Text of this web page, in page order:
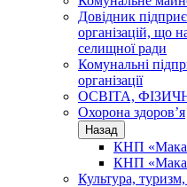
Довідник
організацій, що
селищної ради
Комунальні
організації
ОСВІТА,
Охорона здоров’я
Назад
КНП
КНП
Культура, туризм,